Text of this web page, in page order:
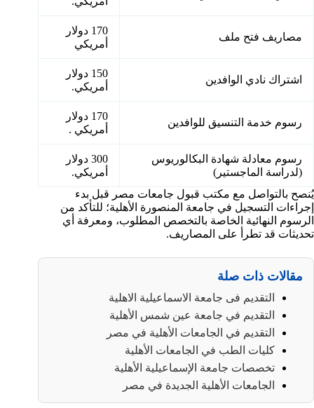
مصاريف فتح ملف
170 دولار
أمريكي
اشتراك نادي الوافدين
150 دولار
أمريكي.
رسوم خدمة التنسيق للوافدين
170 دولار
أمريكي .
رسوم معادلة شهادة البكالوريوس
(لدراسة الماجستير)
300 دولار
أمريكي.
يُنصح بالتواصل مع مكتب قبول جامعات مصر قبل بدء
إجراءات التسجيل في جامعة المنصورة الأهلية؛ للتأكد من
الرسوم النهائية الخاصة بالتخصص المطلوب، ومعرفة أي
تحديثات قد تطرأ على المصاريف.
مقالات ذات صلة
التقديم فى جامعة الاسماعيلية الاهلية
التقديم في جامعة عين شمس الأهلية
التقديم في الجامعات الأهلية في مصر
كليات الطب في الجامعات الأهلية
تخصصات جامعة الإسماعيلية الأهلية
الجامعات الأهلية الجديدة في مصر